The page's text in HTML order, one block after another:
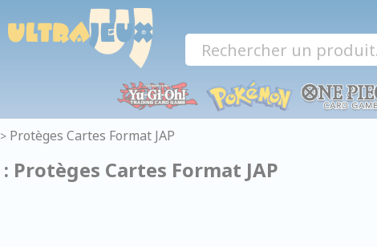
> Protèges Cartes Format JAP
: Protèges Cartes Format JAP
Panneau de gestion des cookies